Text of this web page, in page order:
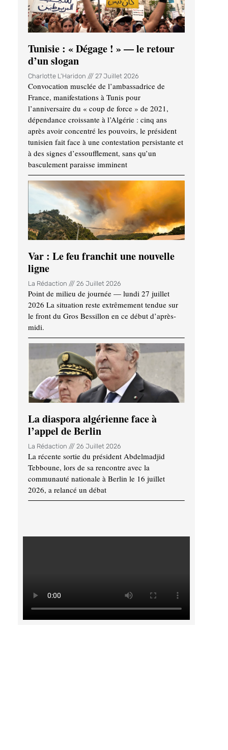
Tunisie : « Dégage ! » — le retour
d’un slogan
Charlotte L'Haridon 27 Juillet 2026
Convocation musclée de l’ambassadrice de
France, manifestations à Tunis pour
l’anniversaire du « coup de force » de 2021,
dépendance croissante à l’Algérie : cinq ans
après avoir concentré les pouvoirs, le président
tunisien fait face à une contestation persistante et
à des signes d’essoufflement, sans qu’un
basculement paraisse imminent
Var : Le feu franchit une nouvelle
ligne
La Rédaction 26 Juillet 2026
Point de milieu de journée — lundi 27 juillet
2026 La situation reste extrêmement tendue sur
le front du Gros Bessillon en ce début d’après-
midi.
La diaspora algérienne face à
l’appel de Berlin
La Rédaction 26 Juillet 2026
La récente sortie du président Abdelmadjid
Tebboune, lors de sa rencontre avec la
communauté nationale à Berlin le 16 juillet
2026, a relancé un débat